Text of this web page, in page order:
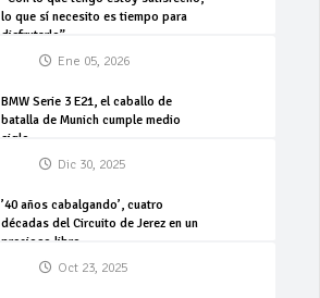
lo que sí necesito es tiempo para
disfrutarlo”
Ene 05, 2026
BMW Serie 3 E21, el caballo de
batalla de Munich cumple medio
siglo
Dic 30, 2025
’40 años cabalgando’, cuatro
décadas del Circuito de Jerez en un
precioso libro
Oct 23, 2025